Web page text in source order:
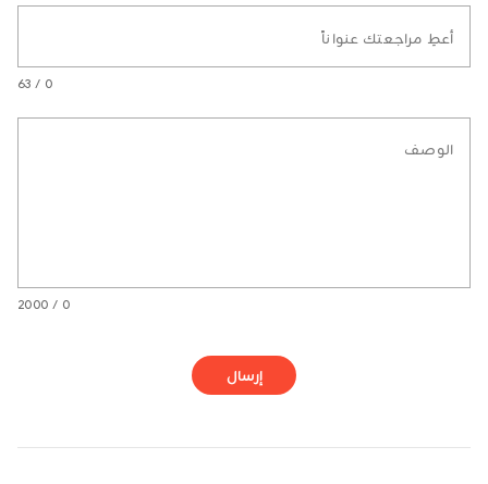
أعطِ مراجعتك عنواناً
0 / 63
الوصف
0 / 2000
إرسال